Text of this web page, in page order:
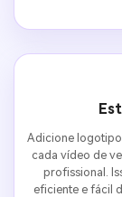
Adicione
cada vídeo de
profissional.
eficiente e fácil